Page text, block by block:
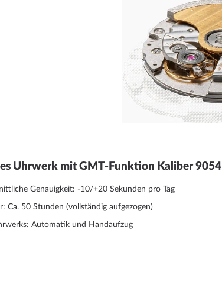
Uhrwerk mit GMT-Funktion Kaliber 9054
Genauigkeit: -10/+20 Sekunden pro Tag
Ca. 50 Stunden (vollständig aufgezogen)
Automatik und Handaufzug